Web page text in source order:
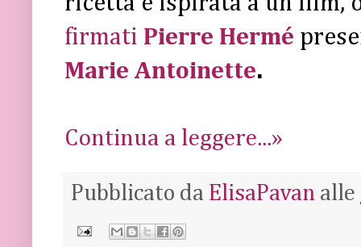
firmati Pierre Hermé
Marie Antoinette.
Continua a leggere...»
Pubblicato da ElisaPavan alle